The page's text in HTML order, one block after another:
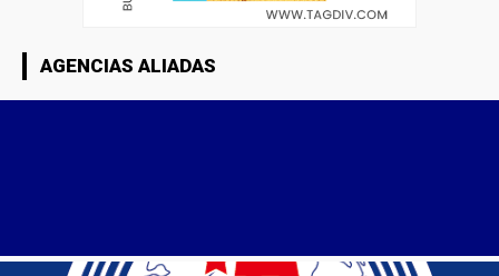
AGENCIAS ALIADAS